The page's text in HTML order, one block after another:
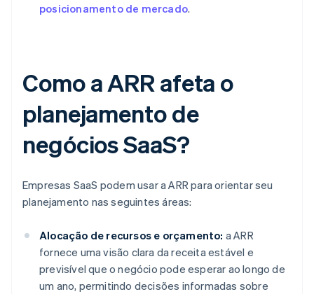
posicionamento de mercado.
Como a ARR afeta o
planejamento de
negócios SaaS?
Empresas SaaS podem usar a ARR para orientar seu
planejamento nas seguintes áreas:
Alocação de recursos e orçamento: a ARR
fornece uma visão clara da receita estável e
previsível que o negócio pode esperar ao longo de
um ano, permitindo decisões informadas sobre